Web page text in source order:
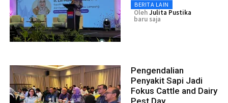
BERITA LAIN
OlehJulita Pustika
baru saja
Pengendalian
Penyakit Sapi Jadi
Fokus Cattle and Dairy